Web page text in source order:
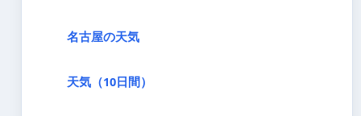
名古屋の天気
天気（10日間）